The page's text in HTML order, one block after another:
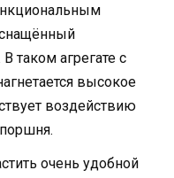
таком агрегате с
высокое
воздействию
очень удобной